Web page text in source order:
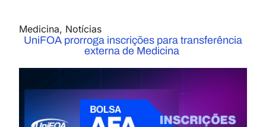
Medicina, Notícias
UniFOA prorroga inscrições para transferência
externa de Medicina